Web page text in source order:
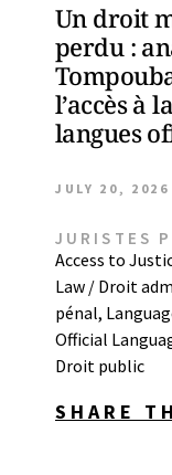
Un droit
perdu :
l’accès à
langues
JULY 20, 2026
JURISTES
Access to
Law / Droit
pénal,
Official
Droit public
SHARE